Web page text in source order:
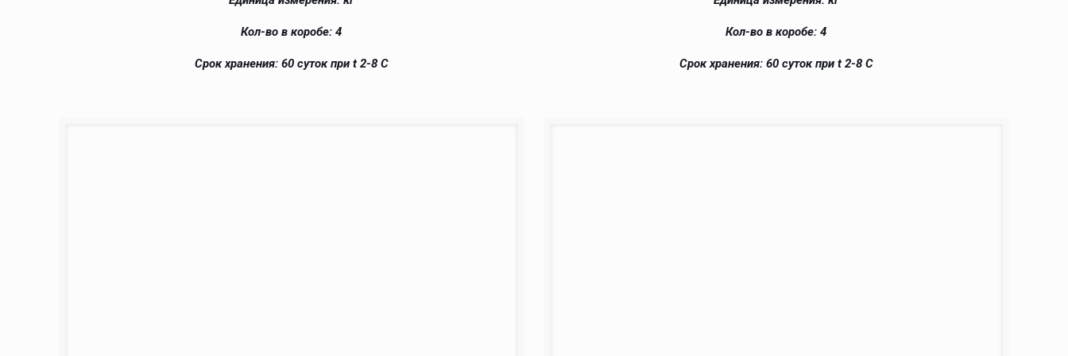
Кол-во в коробе: 4
Срок хранения: 60 суток при t 2-8 С
Кол-во в коробе: 4
Срок хранения: 60 суток при t 2-8 С